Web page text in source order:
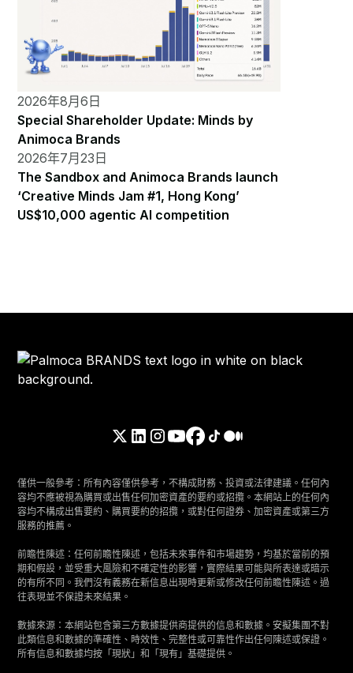
2026年8月6日
Special Shareholder Update: Minds by
Animoca Brands
2026年7月23日
The Sandbox and Animoca Brands launch
‘Creative Minds Jam #1, Hong Kong’
US$10,000 agentic AI competition
僅供一般參考：所有內容僅供參考，不構成財務、投資或法律建議。任何內
容均不應被視為購買或出售任何加密資產的要約或招攬。本網站上的任何內
容均不構成出售要約、購買要約的招攬，或對任何證券、加密資產或第三方
服務的推薦。
前瞻性陳述：任何前瞻性陳述，包括未來事件和市場趨勢，均基於當前的預
期和假設，並受重大風險和不確定性的影響，實際結果可能與所表達或暗示
的有所不同。我們沒有義務在新信息出現時更新或修改任何前瞻性陳述。過
往表現並不保證未來結果。
數據來源：本網站包含第三方數據提供商提供的信息和數據。安擬集團不對
此類信息和數據的準確性、時效性、完整性或可靠性作出任何陳述或保證。
所有信息和數據均按「現狀」和「現有」基礎提供。